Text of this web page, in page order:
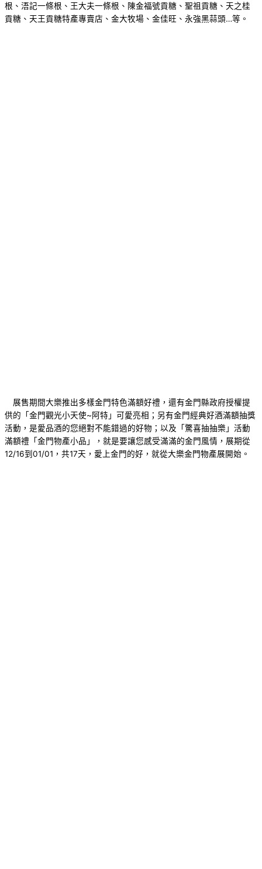
根、浯記一條根、王大夫一條根、陳金福號貢糖、聖祖貢糖、天之桂
貢糖、天王貢糖特產專賣店、金大牧場、金佳旺、永強黑蒜頭…等。
展售期間大樂推出多樣金門特色滿額好禮，還有金門縣政府授權提
供的「金門觀光小天使~阿特」可愛亮相；另有金門經典好酒滿額抽獎
活動，是愛品酒的您絕對不能錯過的好物；以及「驚喜抽抽樂」活動
滿額禮「金門物產小品」，就是要讓您感受滿滿的金門風情，展期從
12/16到01/01，共17天，愛上金門的好，就從大樂金門物產展開始。